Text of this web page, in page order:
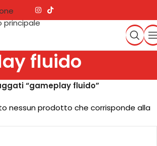
principale
fluido
“gameplay fluido”
nessun prodotto che corrisponde alla